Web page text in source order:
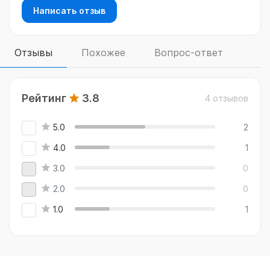
Написать отзыв
Отзывы Похожее Вопрос-ответ
Рейтинг 3.8 4 отзывов
5.0
2
4.0
1
3.0
0
2.0
0
1.0
1